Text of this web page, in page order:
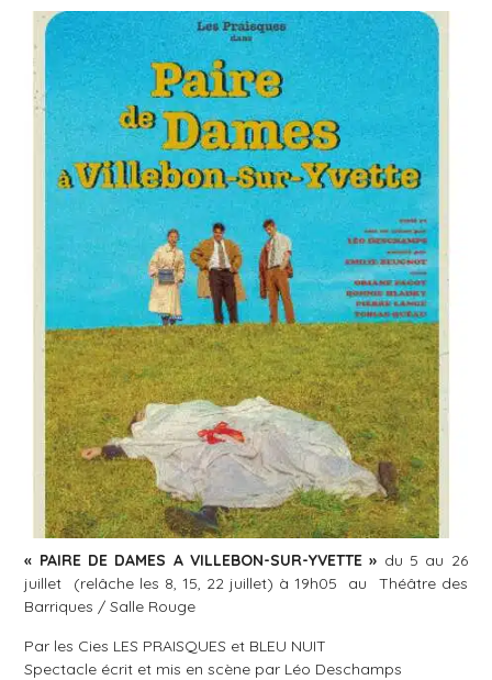
« PAIRE DE DAMES A VILLEBON-SUR-YVETTE » du 5 au 26
juillet (relâche les 8, 15, 22 juillet) à 19h05 au Théâtre des
Barriques / Salle Rouge
Par les Cies LES PRAISQUES et BLEU NUIT
Spectacle écrit et mis en scène par Léo Deschamps